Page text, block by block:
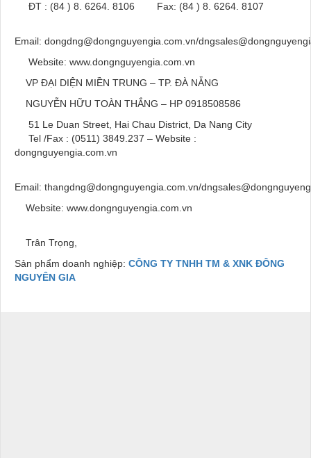
ĐT : (84 ) 8. 6264. 8106 Fax: (84 ) 8. 6264. 8107
Email: dongdng@dongnguyengia.com.vn/
Website: www.dongnguyengia.com.vn
VP ĐẠI DIỆN MIỀN TRUNG – TP. ĐÀ NẴNG
NGUYỄN HỮU TOÀN THẮNG – HP 0918508586
51 Le Duan Street, Hai Chau District, Da Nang City
Tel /Fax : (0511) 3849.237 – Website :
dongnguyengia.com.vn
Email: thangdng@dongnguyengia.com.vn/
Website: www.dongnguyengia.com.vn
Trân Trọng,
Sản phẩm doanh nghiệp: CÔNG TY TNHH TM & XNK ĐÔNG
NGUYÊN GIA